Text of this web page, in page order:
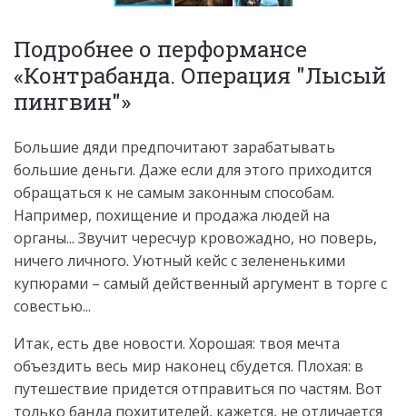
Подробнее о перформансе
«Контрабанда. Операция "Лысый
пингвин"»
Большие дяди предпочитают зарабатывать
большие деньги. Даже если для этого приходится
обращаться к не самым законным способам.
Например, похищение и продажа людей на
органы... Звучит чересчур кровожадно, но поверь,
ничего личного. Уютный кейс с зелененькими
купюрами – самый действенный аргумент в торге с
совестью...
Итак, есть две новости. Хорошая: твоя мечта
объездить весь мир наконец сбудется. Плохая: в
путешествие придется отправиться по частям. Вот
только банда похитителей, кажется, не отличается